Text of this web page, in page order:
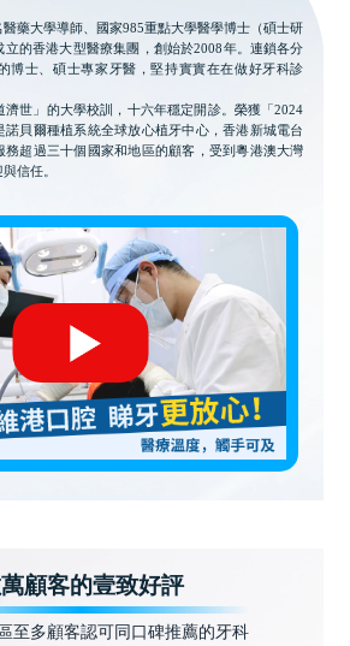
藥大學導師、國家985重點大學醫學博士（碩士研
立的香港大型醫療集團，創始於2008年。連鎖各分
博士、碩士專家牙醫，堅持實實在在做好牙科診
濟世」的大學校訓，十六年穩定開診。榮獲「2024
諾貝爾種植系統全球放心植牙中心，香港新城電台
務超過三十個國家和地區的顧客，受到粵港澳大灣
信任。
顧客的壹致好評
至多顧客認可同口碑推薦的牙科